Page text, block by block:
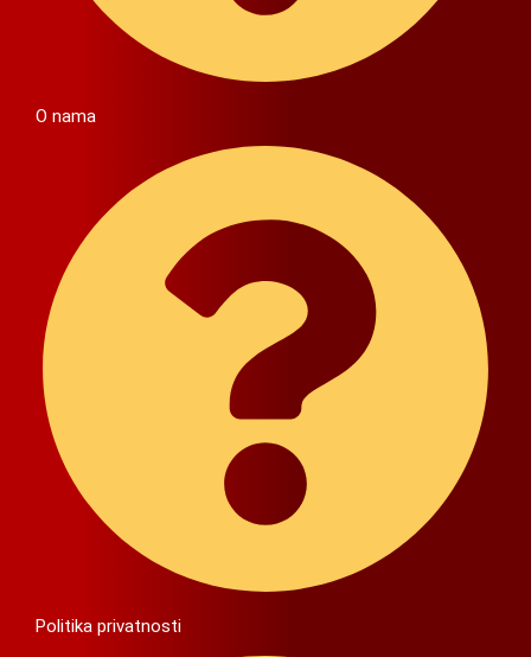
O nama
Politika privatnosti